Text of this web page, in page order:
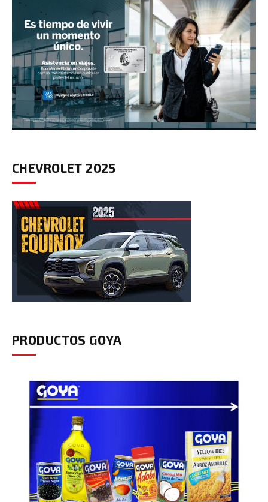
CHEVROLET 2025
PRODUCTOS GOYA